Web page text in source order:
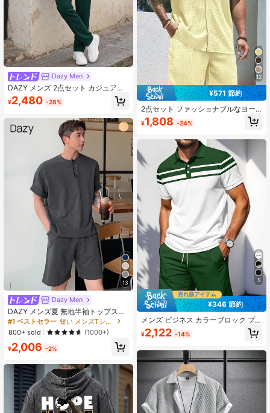
Dazy Men
DAZY メンズ 2点セット カジュアル
無地 ダブルポケット ラペル 長袖シ
ャツ + ロングパンツ
¥2,480 -28%
13
Dazy Men
DAZY メンズ夏 無地半袖トップス&
ショーツ 2点セット、快適なアウト
フィット
#1 ベストセラー
短い メンズTシャツコーデ
800+ sold
(1000+)
¥2,006 -2%
12
¥571 節約
2点セット ファッショナブルなヨー
ロッパ風ジャカード カジュアルブラ
ンド ルーズ 半袖シャツ&パンツスー
ィット、夫/彼氏へのギフトに最適、
リゾートウェア
¥1,808 -24%
5
¥346 節約
メンズ ビジネス カラーブロック プ
リント 半袖 ポロシャツ 短パンセッ
ト
¥2,122 -14%